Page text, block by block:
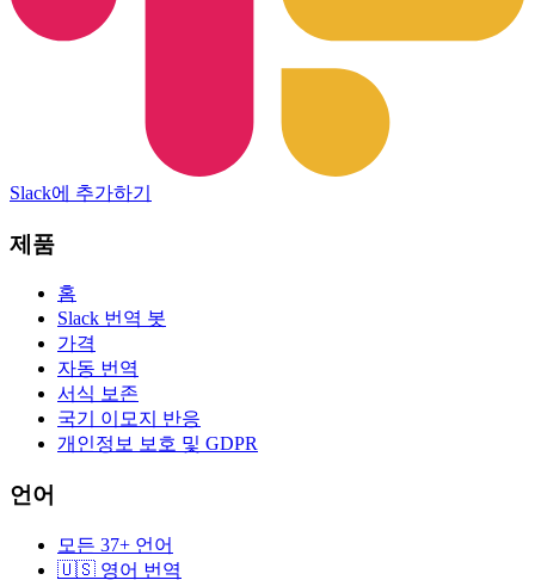
Slack에 추가하기
제품
홈
Slack 번역 봇
가격
자동 번역
서식 보존
국기 이모지 반응
개인정보 보호 및 GDPR
언어
모든 37+ 언어
🇺🇸 영어 번역